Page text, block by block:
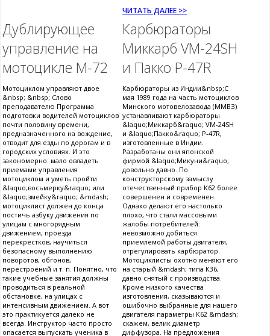
ЧИТАТЬ ДАЛЕЕ >>
Дублирующее
управление на
мотоцикле М-72
Мотоциклом управляют двое
&nbsp; &nbsp; Слово
преподавателю Программа
подготовки водителей мотоциклов
почти половину времени,
предназначенного на вождение,
отводит для езды по дорогам и в
городских условиях. И это
закономерно: мало овладеть
приемами управления
мотоциклом и уметь пройти
&laquo;восьмерку&raquo; или
&laquo;змейку&raquo; &mdash;
мотоциклист должен до конца
постичь азбуку движения по
улицам с многорядным
движением, проезда
перекрестков, научиться
безопасному выполнению
поворотов, обгонов,
перестроений и т. п. Понятно, что
такие учебные занятия должны
проводиться в реальной
обстановке, на улицах с
интенсивным движением. А вот
это практикуется далеко не
всегда. Инструктор часто просто
опасается выпускать ученика в
Карбюраторы
Миккарб VM-24SH
и Пакко P-47R
Карбюраторы из Индии&nbsp;С
мая 1989 года на часть мотоциклов
Минского мотовелозавода (ММВЗ)
устанавливают карбюраторы
&laquo;Миккарб&raquo; VM-24SH
и &laquo;Пакко&raquo; P-47R,
изготовленные в Индии.
Разработаны они японской
фирмой &laquo;Микуни&raquo;
довольно давно. По
конструкторскому замыслу
отечественный прибор К62 более
совершенен и современен.
Однако делают его настолько
плохо, что стали массовыми
жалобы потребителей:
невозможно добиться
приемлемой работы двигателя,
отрегулировать карбюратор.
Мотоциклисты охотно меняют его
на старый &mdash; типа К36,
давно снятый с производства.
Кроме низкого качества
изготовления, сказываются и
ошибочно выбранные для нашего
двигателя параметры К62 &mdash;
скажем, велик диаметр
диффузора. На предложения